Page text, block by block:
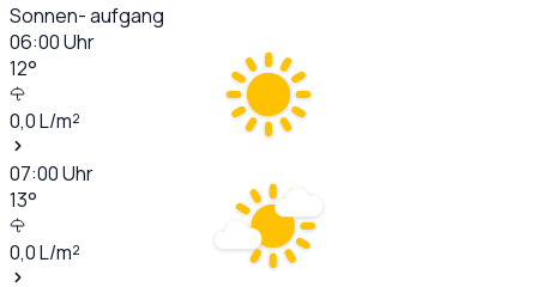
Sonnen- aufgang
06:00Uhr
12°
0,0L/m²
07:00Uhr
13°
0,0L/m²